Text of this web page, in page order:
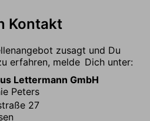
Kontakt
zusagt und Du
erfahren, melde Dich unter:
Lettermann GmbH
Peters
27